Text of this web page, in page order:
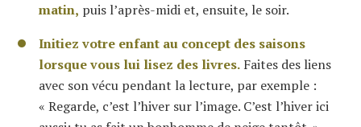
matin, puis l’après-midi et, ensuite, le soir.
Initiez votre enfant au concept des saisons
lorsque vous lui lisez des livres. Faites des liens
avec son vécu pendant la lecture, par exemple :
« Regarde, c’est l’hiver sur l’image. C’est l’hiver ici